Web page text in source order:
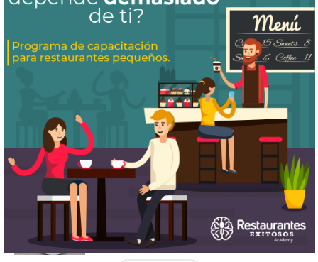
Restaurante marino
beneficios del e-learning en tu
restaurante
Artículos relacionados
¿Cómo puedo saber si estoy ganando
dinero con mi restaurante?
¿Cómo aumentar las ventas de tu
restaurante este 2025?